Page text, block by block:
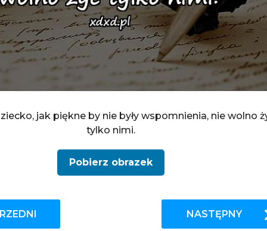
jak piękne by nie były wspomnienia, nie wolno
tylko nimi.
Pobierz obrazek
NASTĘPNY